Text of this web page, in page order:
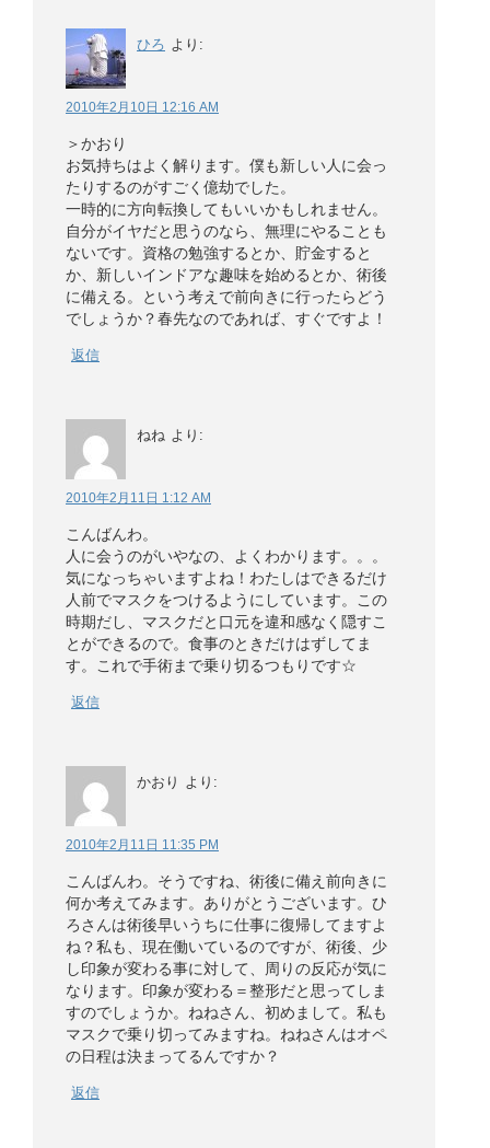
ひろ より:
2010年2月10日 12:16 AM
＞かおり
お気持ちはよく解ります。僕も新しい人に会っ
たりするのがすごく億劫でした。
一時的に方向転換してもいいかもしれません。
自分がイヤだと思うのなら、無理にやることも
ないです。資格の勉強するとか、貯金すると
か、新しいインドアな趣味を始めるとか、術後
に備える。という考えで前向きに行ったらどう
でしょうか？春先なのであれば、すぐですよ！
返信
ねね より:
2010年2月11日 1:12 AM
こんばんわ。
人に会うのがいやなの、よくわかります。。。
気になっちゃいますよね！わたしはできるだけ
人前でマスクをつけるようにしています。この
時期だし、マスクだと口元を違和感なく隠すこ
とができるので。食事のときだけはずしてま
す。これで手術まで乗り切るつもりです☆
返信
かおり より:
2010年2月11日 11:35 PM
こんばんわ。そうですね、術後に備え前向きに
何か考えてみます。ありがとうございます。ひ
ろさんは術後早いうちに仕事に復帰してますよ
ね？私も、現在働いているのですが、術後、少
し印象が変わる事に対して、周りの反応が気に
なります。印象が変わる＝整形だと思ってしま
すのでしょうか。ねねさん、初めまして。私も
マスクで乗り切ってみますね。ねねさんはオペ
の日程は決まってるんですか？
返信